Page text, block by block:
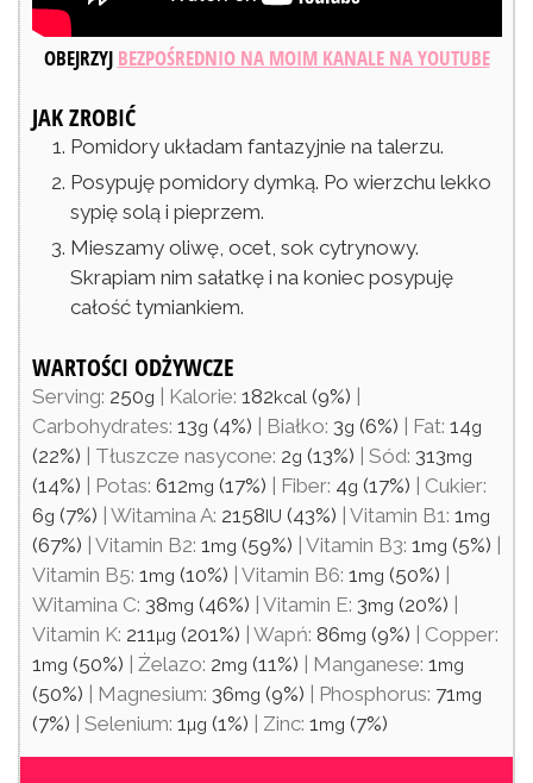
OBEJRZYJ BEZPOŚREDNIO NA MOIM KANALE NA YOUTUBE
JAK ZROBIĆ
Pomidory układam fantazyjnie na talerzu.
Posypuję pomidory dymką. Po wierzchu lekko
sypię solą i pieprzem.
Mieszamy oliwę, ocet, sok cytrynowy.
Skrapiam nim sałatkę i na koniec posypuję
całość tymiankiem.
WARTOŚCI ODŻYWCZE
Serving: 250g Kalorie: 182kcal(9%)
Carbohydrates: 13g (4%) Białko: 3g (6%) Fat: 14g
(22%) Tłuszcze nasycone: 2g (13%) Sód: 313mg
(14%) Potas: 612mg (17%) Fiber: 4g (17%)
Cukier:
6g (7%) Witamina A: 2158IU (43%) Vitamin B1: 1mg
(67%) Vitamin B2: 1mg (59%) Vitamin B3: 1mg (5%)
Vitamin B5: 1mg (10%) Vitamin B6: 1mg (50%)
Witamina C: 38mg (46%) Vitamin E: 3mg (20%)
Vitamin K: 211µg (201%) Wapń: 86mg (9%)
Copper:
1mg (50%) Żelazo: 2mg (11%) Manganese: 1mg
(50%) Magnesium: 36mg (9%) Phosphorus: 71mg
(7%) Selenium: 1µg (1%) Zinc: 1mg (7%)